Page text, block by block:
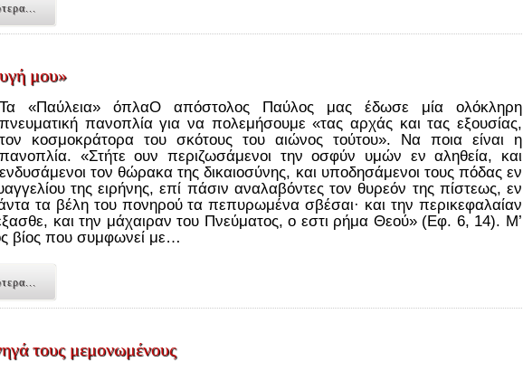
μου»
Τα «Παύλεια» όπλαΟ απόστολος Παύλος μας έδωσε μία ολόκληρη
πνευματική πανοπλία για να πολεμήσουμε «τας αρχάς και τας εξουσίας,
τον κοσμοκράτορα του σκότους του αιώνος τούτου». Να ποια είναι η
πανοπλία. «Στήτε ουν περιζωσάμενοι την οσφύν υμών εν αληθεία, και
ενδυσάμενοι τον θώρακα της δικαιοσύνης, και υποδησάμενοι τους πόδας εν
της ειρήνης, επί πάσιν αναλαβόντες τον θυρεόν της πίστεως, εν
τα βέλη του πονηρού τα πεπυρωμένα σβέσαι· και την περικεφαλαίαν
και την μάχαιραν του Πνεύματος, ο εστι ρήμα Θεού» (Εφ. 6, 14). Μ’
βίος που συμφωνεί με…
τους μεμονωμένους